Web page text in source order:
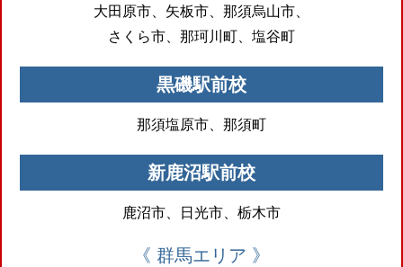
大田原市、矢板市、那須烏山市、
さくら市、那珂川町、塩谷町
黒磯駅前校
那須塩原市、那須町
新鹿沼駅前校
鹿沼市、日光市、栃木市
《 群馬エリア 》